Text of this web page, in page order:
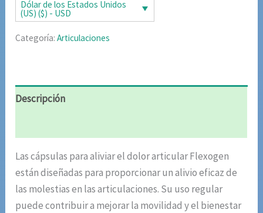
era:
$327
Dólar de los Estados Unidos
(US) ($) - USD
Categoría:Articulaciones
Descripción
Las cápsulas para aliviar el dolor articular Flexogen
están diseñadas para proporcionar un alivio eficaz de
las molestias en las articulaciones. Su uso regular
puede contribuir a mejorar la movilidad y el bienestar